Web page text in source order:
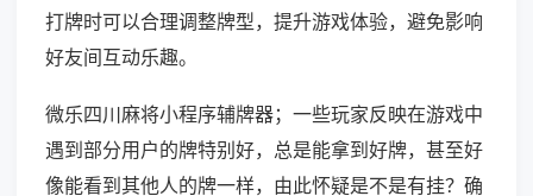
打牌时可以合理调整牌型，提升游戏体验，避免影响
好友间互动乐趣。
微乐四川麻将小程序辅牌器；一些玩家反映在游戏中
遇到部分用户的牌特别好，总是能拿到好牌，甚至好
像能看到其他人的牌一样，由此怀疑是不是有挂？确